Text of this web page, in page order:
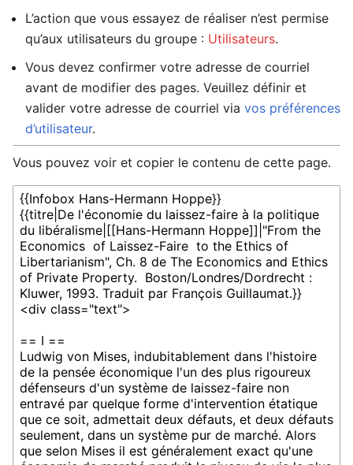
L’action que vous essayez de réaliser n’est permise
qu’aux utilisateurs du groupe : Utilisateurs.
Vous devez confirmer votre adresse de courriel
avant de modifier des pages. Veuillez définir et
valider votre adresse de courriel via vos préférences
d’utilisateur.
Vous pouvez voir et copier le contenu de cette page.